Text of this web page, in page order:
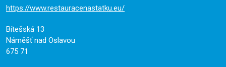
https://www.restauracenastatku.eu/
Bítešská 13
Náměšť nad Oslavou
675 71